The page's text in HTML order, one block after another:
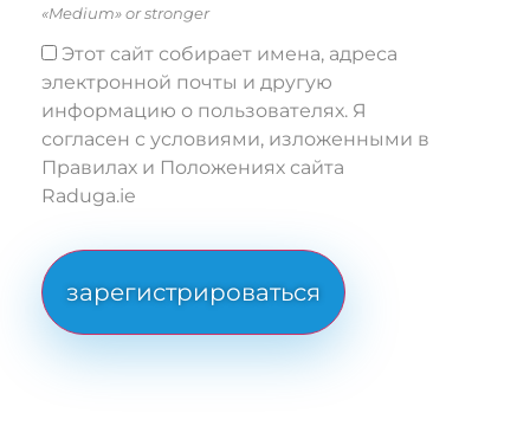
«Medium» or stronger
Этот сайт собирает имена, адреса
электронной почты и другую
информацию о пользователях. Я
согласен с условиями, изложенными в
Правилах и Положениях сайта
Raduga.ie
No val